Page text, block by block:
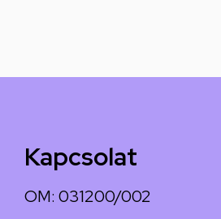
Kapcsolat
OM: 031200/002